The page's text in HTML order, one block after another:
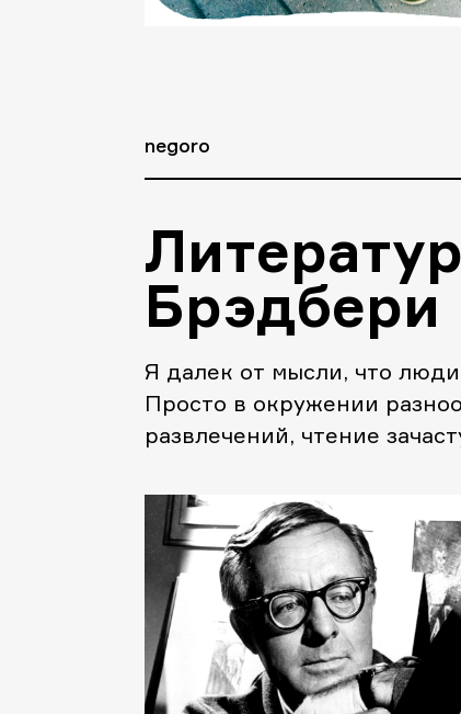
negoro
Брэдбери
Я далек от мысли, что люди
Просто в окружении
развлечений, чтение